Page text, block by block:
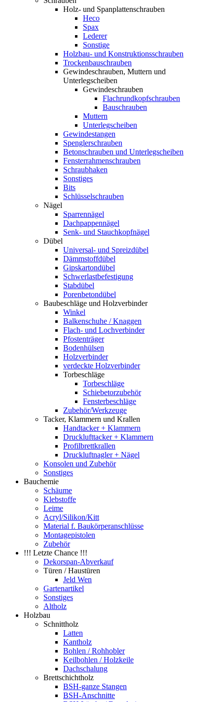
Holz- und Spanplattenschrauben
Heco
Spax
Lederer
Sonstige
Holzbau- und Konstruktionsschrauben
Trockenbauschrauben
Gewindeschrauben, Muttern und
Unterlegscheiben
Gewindeschrauben
Flachrundkopfschrauben
Bauschrauben
Muttern
Unterlegscheiben
Gewindestangen
Spenglerschrauben
Betonschrauben und Unterlegscheiben
Fensterrahmenschrauben
Schraubhaken
Sonstiges
Bits
Schlüsselschrauben
Nägel
Sparrennägel
Dachpappennägel
Senk- und Stauchkopfnägel
Dübel
Universal- und Spreizdübel
Dämmstoffdübel
Gipskartondübel
Schwerlastbefestigung
Stabdübel
Porenbetondübel
Baubeschläge und Holzverbinder
Winkel
Balkenschuhe / Knaggen
Flach- und Lochverbinder
Pfostenträger
Bodenhülsen
Holzverbinder
verdeckte Holzverbinder
Torbeschläge
Torbeschläge
Schiebetorzubehör
Fensterbeschläge
Zubehör/Werkzeuge
Tacker, Klammern und Krallen
Handtacker + Klammern
Drucklufttacker + Klammern
Profilbrettkrallen
Druckluftnagler + Nägel
Konsolen und Zubehör
Sonstiges
Bauchemie
Schäume
Klebstoffe
Leime
Acryl/Silikon/Kitt
Material f. Baukörperanschlüsse
Montagepistolen
Zubehör
!!! Letzte Chance !!!
Dekorspan-Abverkauf
Türen / Haustüren
Jeld Wen
Gartenartikel
Sonstiges
Altholz
Holzbau
Schnittholz
Latten
Kantholz
Bohlen / Rohhobler
Keilbohlen / Holzkeile
Dachschalung
Brettschichtholz
BSH-ganze Stangen
BSH-Anschnitte